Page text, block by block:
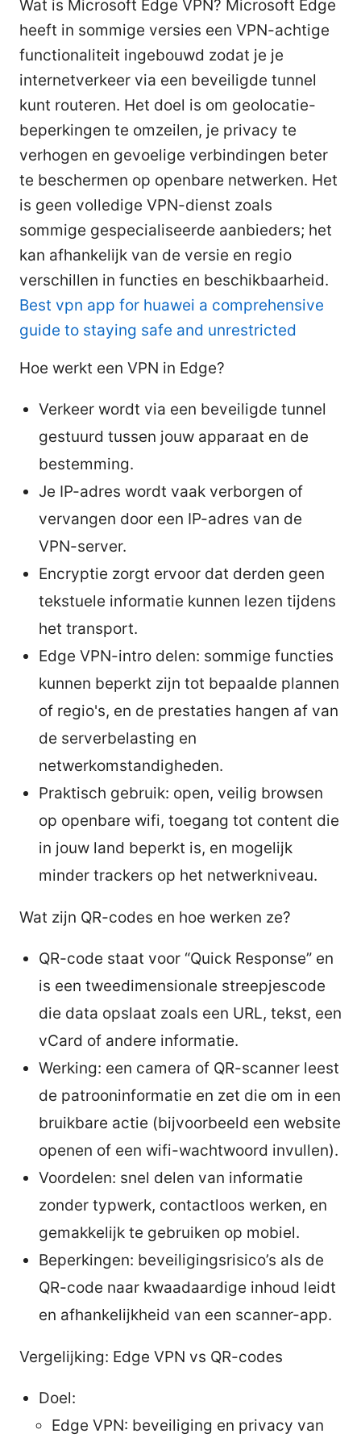
Wat is Microsoft Edge VPN? Microsoft Edge
heeft in sommige versies een VPN-achtige
functionaliteit ingebouwd zodat je je
internetverkeer via een beveiligde tunnel
kunt routeren. Het doel is om geolocatie-
beperkingen te omzeilen, je privacy te
verhogen en gevoelige verbindingen beter
te beschermen op openbare netwerken. Het
is geen volledige VPN-dienst zoals
sommige gespecialiseerde aanbieders; het
kan afhankelijk van de versie en regio
verschillen in functies en beschikbaarheid.
Best vpn app for huawei a comprehensive
guide to staying safe and unrestricted
Hoe werkt een VPN in Edge?
Verkeer wordt via een beveiligde tunnel
gestuurd tussen jouw apparaat en de
bestemming.
Je IP-adres wordt vaak verborgen of
vervangen door een IP-adres van de
VPN-server.
Encryptie zorgt ervoor dat derden geen
tekstuele informatie kunnen lezen tijdens
het transport.
Edge VPN-intro delen: sommige functies
kunnen beperkt zijn tot bepaalde plannen
of regio's, en de prestaties hangen af van
de serverbelasting en
netwerkomstandigheden.
Praktisch gebruik: open, veilig browsen
op openbare wifi, toegang tot content die
in jouw land beperkt is, en mogelijk
minder trackers op het netwerkniveau.
Wat zijn QR-codes en hoe werken ze?
QR-code staat voor “Quick Response” en
is een tweedimensionale streepjescode
die data opslaat zoals een URL, tekst, een
vCard of andere informatie.
Werking: een camera of QR-scanner leest
de patrooninformatie en zet die om in een
bruikbare actie (bijvoorbeeld een website
openen of een wifi-wachtwoord invullen).
Voordelen: snel delen van informatie
zonder typwerk, contactloos werken, en
gemakkelijk te gebruiken op mobiel.
Beperkingen: beveiligingsrisico’s als de
QR-code naar kwaadaardige inhoud leidt
en afhankelijkheid van een scanner-app.
Vergelijking: Edge VPN vs QR-codes
Doel:
Edge VPN: beveiliging en privacy van